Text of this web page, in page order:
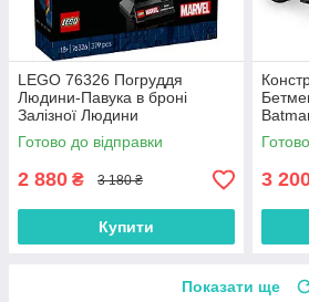
LEGO 76326 Погруддя
Людини-Павука в броні
Залізної Людини
Готово до відправки
2 880 ₴ 3 180 ₴
Купити
and
3
Показати ще